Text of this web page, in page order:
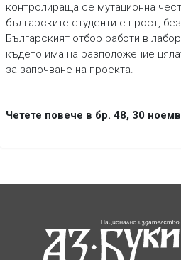
контролираща се мутационна
българските студенти е прост,
Българският отбор работи в
където има на разположение
за започване на проекта.
Четете повече в бр. 48, 30